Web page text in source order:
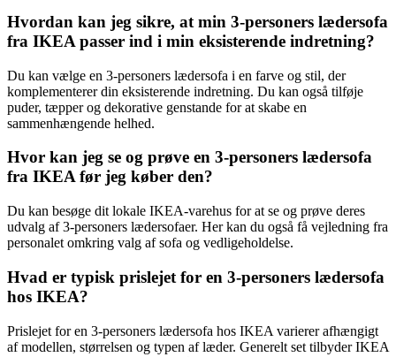
Hvordan kan jeg sikre, at min 3-personers lædersofa
fra IKEA passer ind i min eksisterende indretning?
Du kan vælge en 3-personers lædersofa i en farve og stil, der
komplementerer din eksisterende indretning. Du kan også tilføje
puder, tæpper og dekorative genstande for at skabe en
sammenhængende helhed.
Hvor kan jeg se og prøve en 3-personers lædersofa
fra IKEA før jeg køber den?
Du kan besøge dit lokale IKEA-varehus for at se og prøve deres
udvalg af 3-personers lædersofaer. Her kan du også få vejledning fra
personalet omkring valg af sofa og vedligeholdelse.
Hvad er typisk prislejet for en 3-personers lædersofa
hos IKEA?
Prislejet for en 3-personers lædersofa hos IKEA varierer afhængigt
af modellen, størrelsen og typen af læder. Generelt set tilbyder IKEA